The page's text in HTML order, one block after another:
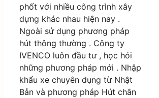
phốt với nhiều công trình xây
dựng khác nhau hiện nay .
Ngoài sử dụng phương pháp
hút thông thường . Công ty
IVENCO luôn đầu tư , học hỏi
những phương pháp mới . Nhập
khẩu xe chuyên dụng từ Nhật
Bản và phương pháp Hút chân